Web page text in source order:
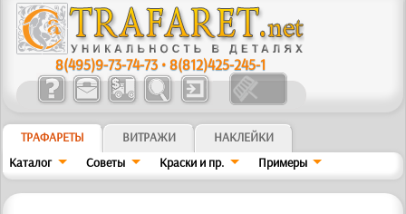
8(495)9-73-74-73 •8(812)425-245-1
ТРАФАРЕТЫ ВИТРАЖИ
НАКЛЕЙКИ
Каталог
Советы Краски и пр. Примеры